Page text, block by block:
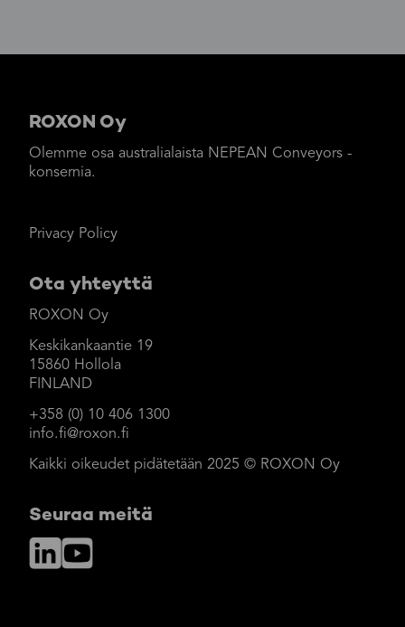
ROXON Oy
Olemme osa australialaista NEPEAN Conveyors -
konsernia.
Privacy Policy
Ota yhteyttä
ROXON Oy
Keskikankaantie 19
15860 Hollola
FINLAND
+358 (0) 10 406 1300
info.fi@roxon.fi
Kaikki oikeudet pidätetään 2025 © ROXON Oy
Seuraa meitä
LinkedInYouTube